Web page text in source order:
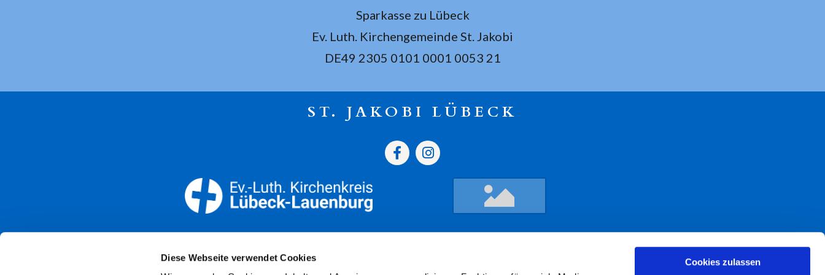
Diese Webseite verwendet Cookies
Cookies zulassen
Sparkasse zu Lübeck
Ev. Luth. Kirchengemeinde St. Jakobi
DE49 2305 0101 0001 0053 21
ST. JAKOBI LÜBECK
Öffnungszeiten